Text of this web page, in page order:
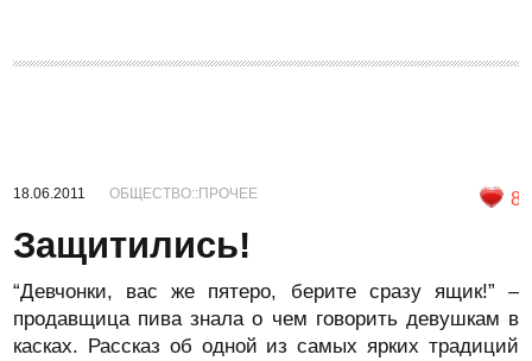
18.06.2011 ОБЩЕСТВО::ПРОЧЕЕ 8
Защитились!
“Девчонки, вас же пятеро, берите сразу ящик!” –
продавщица пива знала о чем говорить девушкам в
касках. Рассказ об одной из самых ярких традиций